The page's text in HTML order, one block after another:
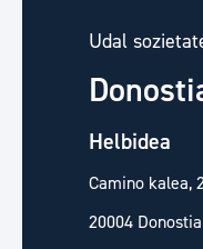
Udal
Helbidea
Camino kalea,
20004 Donostia